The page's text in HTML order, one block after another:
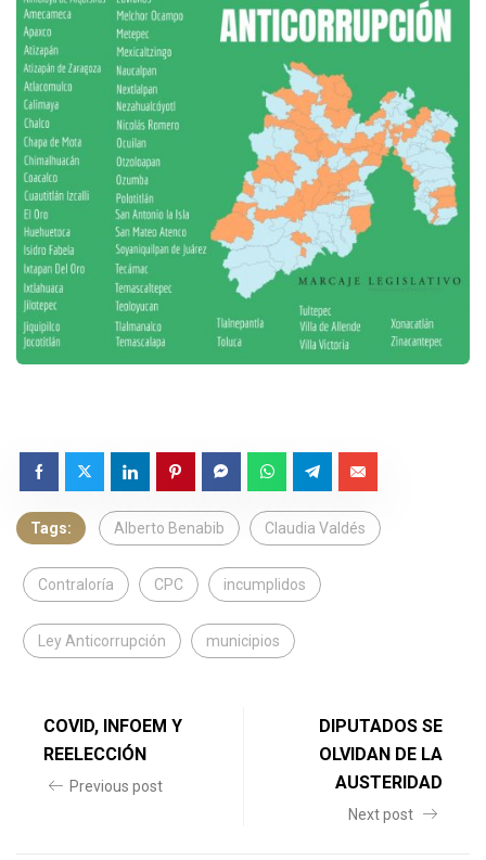
Tags: Alberto Benabib Claudia Valdés
Contraloría CPC incumplidos
Ley Anticorrupción municipios
COVID, INFOEM Y
REELECCIÓN
Previous post
DIPUTADOS SE
OLVIDAN DE LA
AUSTERIDAD
Next post